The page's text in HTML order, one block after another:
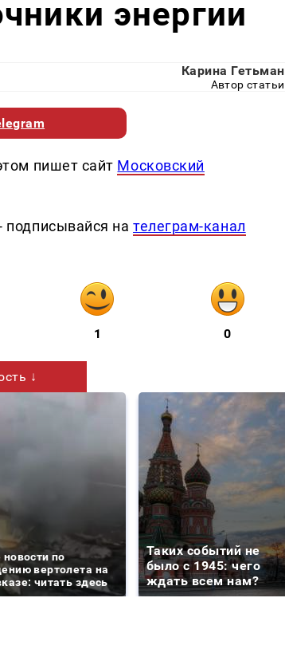
энергии
Карина Гетьман
Автор статьи
пишет сайт Московский
подписывайся нателеграм-канал
1 0
↓
новости по
вертолета на
читать здесь
Таких событий не
было с 1945: чего
ждать всем нам?